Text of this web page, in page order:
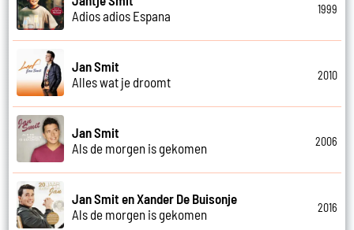
Adios adios Espana
1999
Jan Smit
Alles wat je droomt
2010
Jan Smit
Als de morgen is gekomen
2006
Jan Smit en Xander De Buisonje
Als de morgen is gekomen
2016